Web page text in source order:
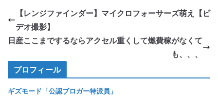
e
b
o
o
k
er et
【レンジファインダー】マイクロフォーサーズ萌え【ビ
デオ撮影】
日産ここまでするならアクセル重くして燃費稼がなくて
も、、、
プロフィール
ギズモード「公認ブロガー特派員」